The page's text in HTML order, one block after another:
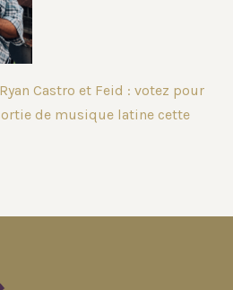
Castro et Feid : votez pour
de musique latine cette